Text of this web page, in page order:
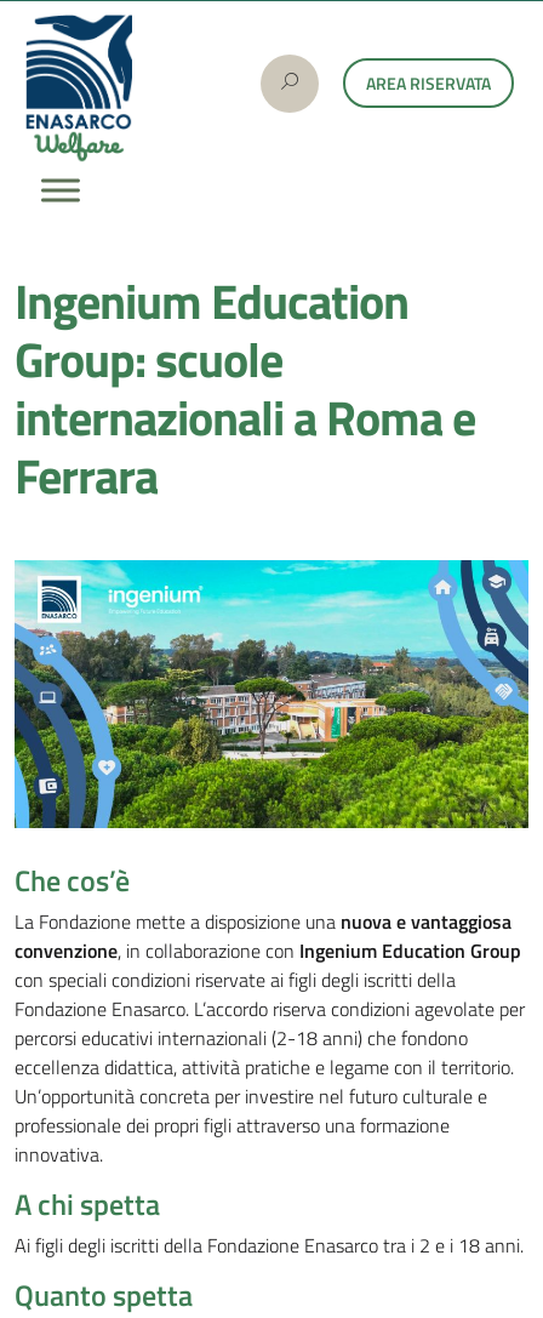
AREA RISERVATA
Ingenium Education
Group: scuole
internazionali a Roma e
Ferrara
Che cos’è
La Fondazione mette a disposizione una nuova e vantaggiosa
convenzione, in collaborazione con Ingenium Education Group
con speciali condizioni riservate ai figli degli iscritti della
Fondazione Enasarco. L’accordo riserva condizioni agevolate per
percorsi educativi internazionali (2-18 anni) che fondono
eccellenza didattica, attività pratiche e legame con il territorio.
Un’opportunità concreta per investire nel futuro culturale e
professionale dei propri figli attraverso una formazione
innovativa.
A chi spetta
Ai figli degli iscritti della Fondazione Enasarco tra i 2 e i 18 anni.
Quanto spetta